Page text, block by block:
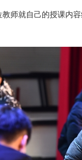
就自己的授课内容